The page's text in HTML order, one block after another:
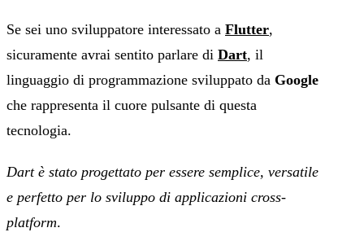
Se sei uno sviluppatore interessato a Flutter,
sicuramente avrai sentito parlare di Dart, il
linguaggio di programmazione sviluppato da Google
che rappresenta il cuore pulsante di questa
tecnologia.
Dart è stato progettato per essere semplice, versatile
e perfetto per lo sviluppo di applicazioni cross-
platform.